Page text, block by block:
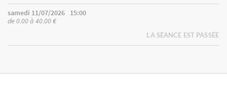
samedi 11/07/2026
15:00
de 0.00 à 40.00 €
LA SÉANCE EST PASSÉE